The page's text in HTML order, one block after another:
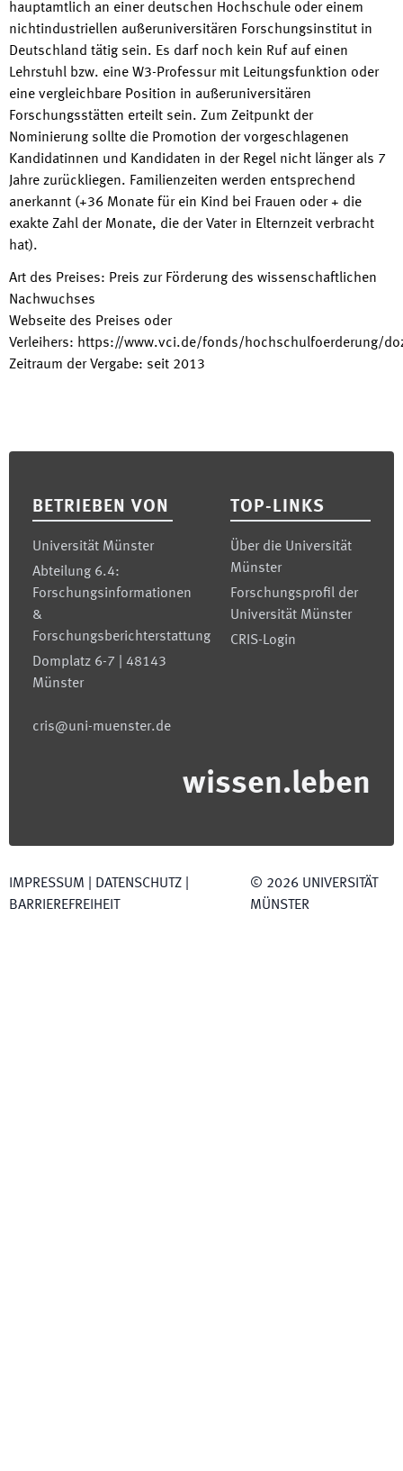
hauptamtlich an einer deutschen Hochschule oder einem
nichtindustriellen außeruniversitären Forschungsinstitut in
Deutschland tätig sein. Es darf noch kein Ruf auf einen
Lehrstuhl bzw. eine W3-Professur mit Leitungsfunktion oder
eine vergleichbare Position in außeruniversitären
Forschungsstätten erteilt sein. Zum Zeitpunkt der
Nominierung sollte die Promotion der vorgeschlagenen
Kandidatinnen und Kandidaten in der Regel nicht länger als 7
Jahre zurückliegen. Familienzeiten werden entsprechend
anerkannt (+36 Monate für ein Kind bei Frauen oder + die
exakte Zahl der Monate, die der Vater in Elternzeit verbracht
hat).
Art des Preises: Preis zur Förderung des wissenschaftlichen
Nachwuchses
Webseite des Preises oder
Verleihers: https://www.vci.de/fonds/hochschulfoerderung/
Zeitraum der Vergabe: seit 2013
BETRIEBEN VON
Universität Münster
Abteilung 6.4:
Forschungsinformationen
&
Forschungsberichterstattung
Domplatz 6-7 | 48143
Münster
cris@uni-muenster.de
TOP-LINKS
Über die Universität
Münster
Forschungsprofil der
Universität Münster
CRIS-Login
wissen.leben
IMPRESSUM DATENSCHUTZ
BARRIEREFREIHEIT
© 2026 UNIVERSITÄT
MÜNSTER